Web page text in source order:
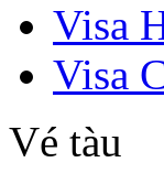
Visa
Visa
Vé tàu